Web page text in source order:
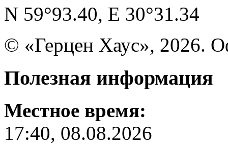
N 59°93.40, E 30°31.34
© «Герцен Хаус», 2026.
Полезная информация
Местное время:
17:40, 08.08.2026